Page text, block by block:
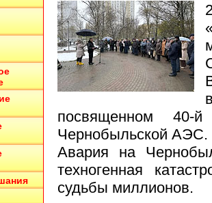
посвященном 40-
Чернобыльской АЭС.
Авария на
техногенная
судьбы миллионов.